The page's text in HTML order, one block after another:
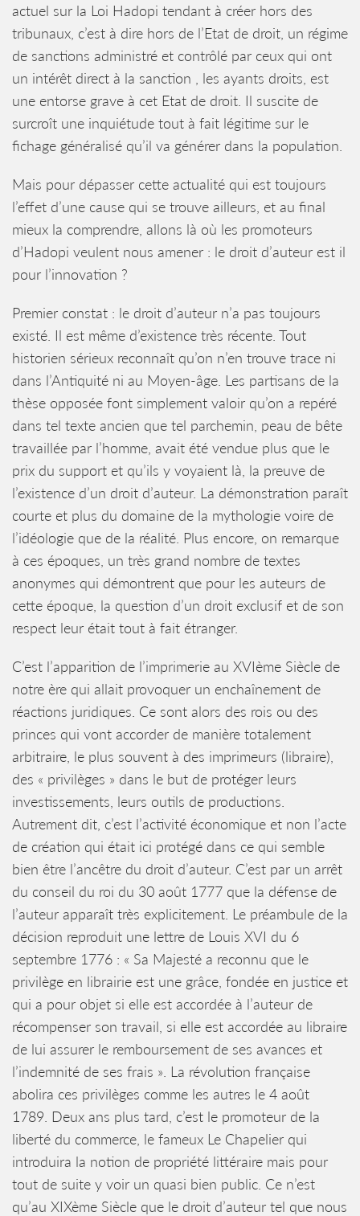
actuel sur la Loi Hadopi tendant à créer hors des
tribunaux, c’est à dire hors de l’Etat de droit, un régime
de sanctions administré et contrôlé par ceux qui ont
un intérêt direct à la sanction , les ayants droits, est
une entorse grave à cet Etat de droit. Il suscite de
surcroît une inquiétude tout à fait légitime sur le
fichage généralisé qu’il va générer dans la population.
Mais pour dépasser cette actualité qui est toujours
l’effet d’une cause qui se trouve ailleurs, et au final
mieux la comprendre, allons là où les promoteurs
d’Hadopi veulent nous amener : le droit d’auteur est il
pour l’innovation ?
Premier constat : le droit d’auteur n’a pas toujours
existé. Il est même d’existence très récente. Tout
historien sérieux reconnaît qu’on n’en trouve trace ni
dans l’Antiquité ni au Moyen-âge. Les partisans de la
thèse opposée font simplement valoir qu’on a repéré
dans tel texte ancien que tel parchemin, peau de bête
travaillée par l’homme, avait été vendue plus que le
prix du support et qu’ils y voyaient là, la preuve de
l’existence d’un droit d’auteur. La démonstration paraît
courte et plus du domaine de la mythologie voire de
l’idéologie que de la réalité. Plus encore, on remarque
à ces époques, un très grand nombre de textes
anonymes qui démontrent que pour les auteurs de
cette époque, la question d’un droit exclusif et de son
respect leur était tout à fait étranger.
C’est l’apparition de l’imprimerie au XVIème Siècle de
notre ère qui allait provoquer un enchaînement de
réactions juridiques. Ce sont alors des rois ou des
princes qui vont accorder de manière totalement
arbitraire, le plus souvent à des imprimeurs (libraire),
des « privilèges » dans le but de protéger leurs
investissements, leurs outils de productions.
Autrement dit, c’est l’activité économique et non l’acte
de création qui était ici protégé dans ce qui semble
bien être l’ancêtre du droit d’auteur. C’est par un arrêt
du conseil du roi du 30 août 1777 que la défense de
l’auteur apparaît très explicitement. Le préambule de la
décision reproduit une lettre de Louis XVI du 6
septembre 1776 : « Sa Majesté a reconnu que le
privilège en librairie est une grâce, fondée en justice et
qui a pour objet si elle est accordée à l’auteur de
récompenser son travail, si elle est accordée au libraire
de lui assurer le remboursement de ses avances et
l’indemnité de ses frais ». La révolution française
abolira ces privilèges comme les autres le 4 août
1789. Deux ans plus tard, c’est le promoteur de la
liberté du commerce, le fameux Le Chapelier qui
introduira la notion de propriété littéraire mais pour
tout de suite y voir un quasi bien public. Ce n’est
qu’au XIXème Siècle que le droit d’auteur tel que nous